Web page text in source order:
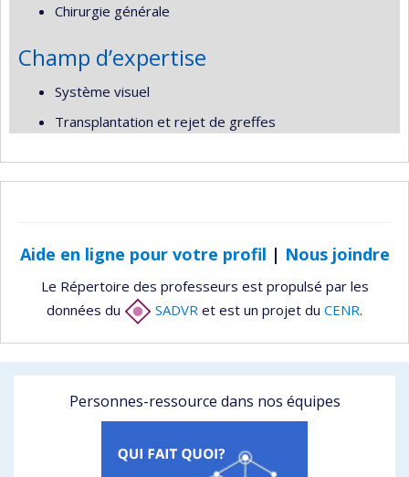
Chirurgie générale
Champ d’expertise
Système visuel
Transplantation et rejet de greffes
Aide en ligne pour votre profil | Nous joindre
Le Répertoire des professeurs est propulsé par les
données du
SADVR et est un projet du CENR.
Personnes-ressource dans nos équipes